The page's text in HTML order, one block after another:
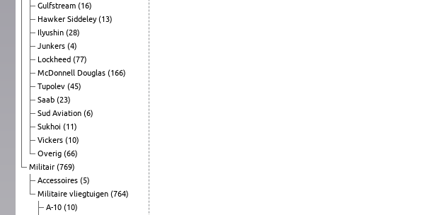
Gulfstream (16)
Hawker Siddeley(13)
Ilyushin (28)
Junkers (4)
Lockheed (77)
McDonnell Douglas (166)
Tupolev (45)
Saab (23)
Sud Aviation (6)
Sukhoi (11)
Vickers (10)
Overig (66)
Militair (769)
Accessoires (5)
Militaire vliegtuigen (764)
A-10 (10)